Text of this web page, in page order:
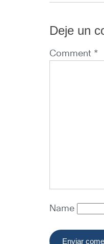
Deje un
Comment *
Name